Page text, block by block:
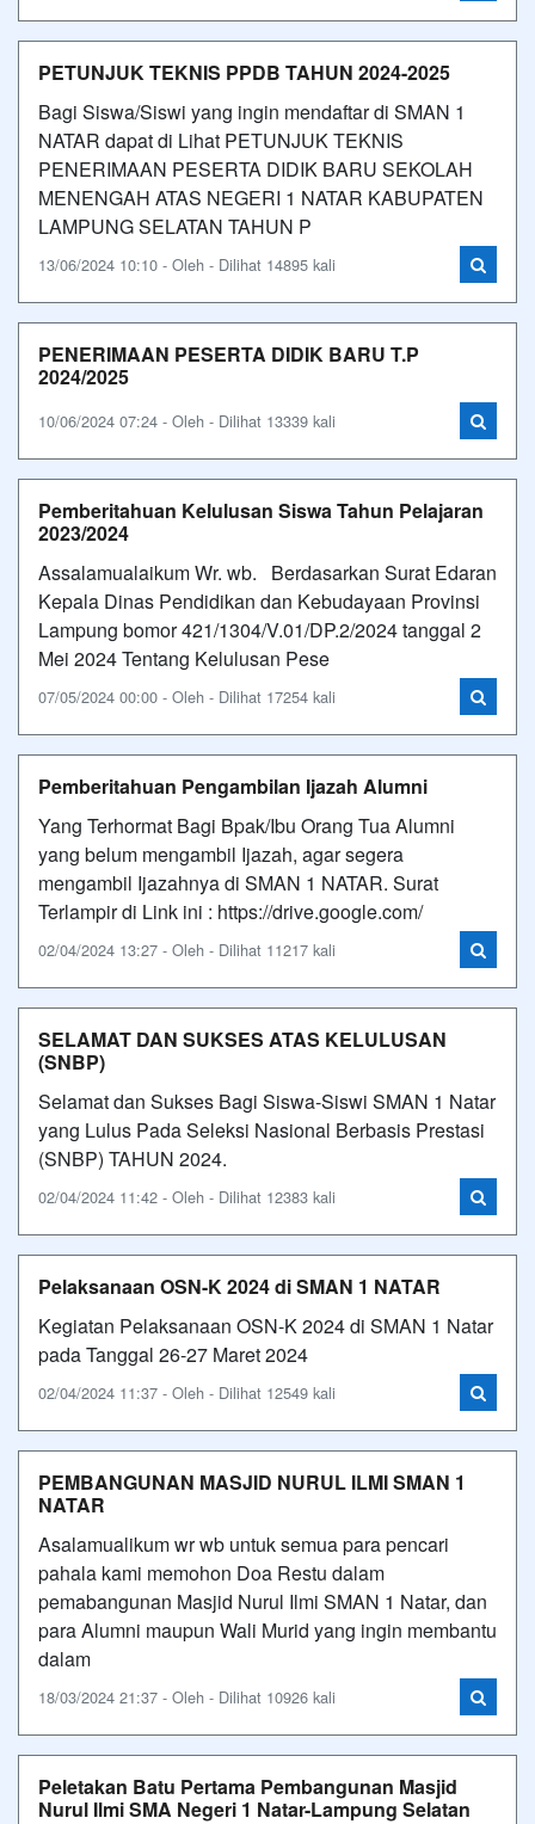
PETUNJUK TEKNIS PPDB TAHUN 2024-2025
Bagi Siswa/Siswi yang ingin mendaftar di SMAN 1
NATAR dapat di Lihat PETUNJUK TEKNIS
PENERIMAAN PESERTA DIDIK BARU SEKOLAH
MENENGAH ATAS NEGERI 1 NATAR KABUPATEN
LAMPUNG SELATAN TAHUN P
13/06/2024 10:10 - Oleh - Dilihat 14895 kali
PENERIMAAN PESERTA DIDIK BARU T.P
2024/2025
10/06/2024 07:24 - Oleh - Dilihat 13339 kali
Pemberitahuan Kelulusan Siswa Tahun Pelajaran
2023/2024
Assalamualaikum Wr. wb. Berdasarkan Surat Edaran
Kepala Dinas Pendidikan dan Kebudayaan Provinsi
Lampung bomor 421/1304/V.01/DP.2/2024 tanggal 2
Mei 2024 Tentang Kelulusan Pese
07/05/2024 00:00 - Oleh - Dilihat 17254 kali
Pemberitahuan Pengambilan Ijazah Alumni
Yang Terhormat Bagi Bpak/Ibu Orang Tua Alumni
yang belum mengambil Ijazah, agar segera
mengambil Ijazahnya di SMAN 1 NATAR. Surat
Terlampir di Link ini : https://drive.google.com/
02/04/2024 13:27 - Oleh - Dilihat 11217 kali
SELAMAT DAN SUKSES ATAS KELULUSAN
(SNBP)
Selamat dan Sukses Bagi Siswa-Siswi SMAN 1 Natar
yang Lulus Pada Seleksi Nasional Berbasis Prestasi
(SNBP) TAHUN 2024.
02/04/2024 11:42 - Oleh - Dilihat 12383 kali
Pelaksanaan OSN-K 2024 di SMAN 1 NATAR
Kegiatan Pelaksanaan OSN-K 2024 di SMAN 1 Natar
pada Tanggal 26-27 Maret 2024
02/04/2024 11:37 - Oleh - Dilihat 12549 kali
PEMBANGUNAN MASJID NURUL ILMI SMAN 1
NATAR
Asalamualikum wr wb untuk semua para pencari
pahala kami memohon Doa Restu dalam
pemabangunan Masjid Nurul Ilmi SMAN 1 Natar, dan
para Alumni maupun Wali Murid yang ingin membantu
dalam
18/03/2024 21:37 - Oleh - Dilihat 10926 kali
Peletakan Batu Pertama Pembangunan Masjid
Nurul Ilmi SMA Negeri 1 Natar-Lampung Selatan